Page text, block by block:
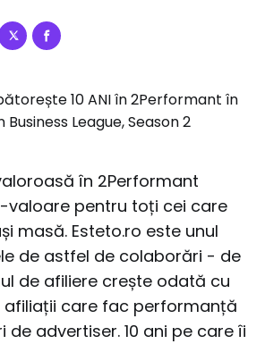
în 2Performant
valoare pentru toți cei care
masă. Esteto.ro este unul
de astfel de colaborări - de
de afiliere crește odată cu
afiliații care fac performanță
de advertiser. 10 ani pe care îi